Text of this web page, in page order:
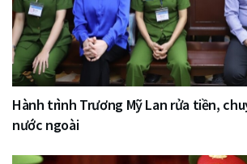
Hành trình Trương Mỹ Lan rửa tiền,
nước ngoài